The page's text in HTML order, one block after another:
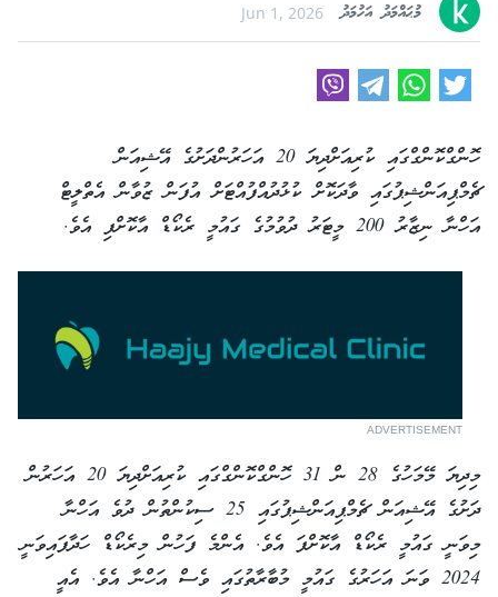
މުޙައްމަދު އަހުމަދު Jun 1, 2026
ހޮންގްކޮންގްގައި ކުރިއަށްދިޔަ 20 އަހަރުންދަށުގެ އޭޝިއަން
ޗެމްޕިއަންޝިޕުގައި ވާދަކޮށް ކުޅުދުއްފުއްޓަށް އުފަން ޒުވާން އެތްލީޓް
އަހްނާ ނިޒާރު 200 މީޓަރު ދުވުމުގެ ގައުމީ ރެކޯޑް އާކޮށްފި އެވެ.
ADVERTISEMENT
މިދިޔަ މޭމަހުގެ 28 ން 31 ހޮންގްކޮންގްގައި ކުރިއަށްދިޔަ 20 އަހަރުން
ދަށުގެ އޭޝިއަން ޗެމްޕިއަންޝިޕުގައި 25 ސިކުންތުން ދުވެ އަހްނާ
މިވަނީ ގައުމީ ރެކޯޑް އާކޮށްފަ އެވެ. އެންމެ ފަހުން މިރެކޯޑް ހަދާފައިވަނީ
2024 ވަނަ އަހަރުގެ ގައުމީ މުބާރާތުގައި ވެސް އަހްނާ އެވެ. އެއީ